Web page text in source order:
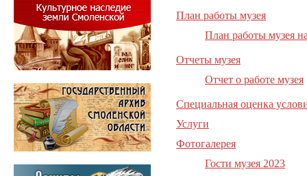
План работы музея
План работы музея
Отчеты музея
Отчет о работе музея
Специальная оценка
Услуги
Фотогалерея
Гости музея 2023